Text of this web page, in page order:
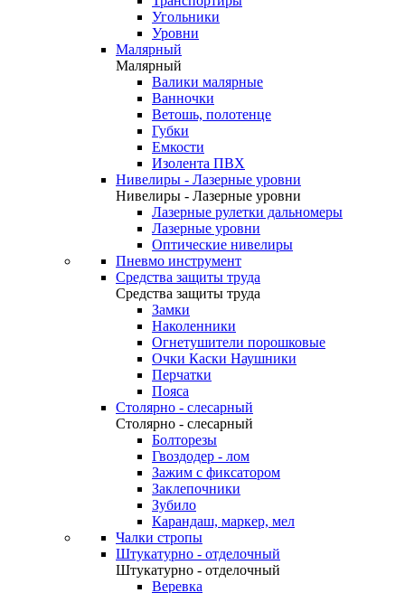
Угольники
Уровни
Малярный
Малярный
Валики малярные
Ванночки
Ветошь, полотенце
Губки
Емкости
Изолента ПВХ
Нивелиры - Лазерные уровни
Нивелиры - Лазерные уровни
Лазерные рулетки дальномеры
Лазерные уровни
Оптические нивелиры
Пневмо инструмент
Средства защиты труда
Средства защиты труда
Замки
Наколенники
Огнетушители порошковые
Очки Каски Наушники
Перчатки
Пояса
Столярно - слесарный
Столярно - слесарный
Болторезы
Гвоздодер - лом
Зажим с фиксатором
Заклепочники
Зубило
Карандаш, маркер, мел
Чалки стропы
Штукатурно - отделочный
Штукатурно - отделочный
Веревка